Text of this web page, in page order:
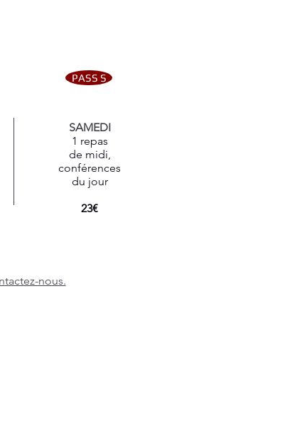
PASS S
SAMEDI
1 repas
de midi,
conférences
du jour
23€
nous.